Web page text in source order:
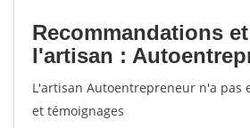
Recommandations
l'artisan :
L'artisan Autoentrepreneur n'a pas
et témoignages